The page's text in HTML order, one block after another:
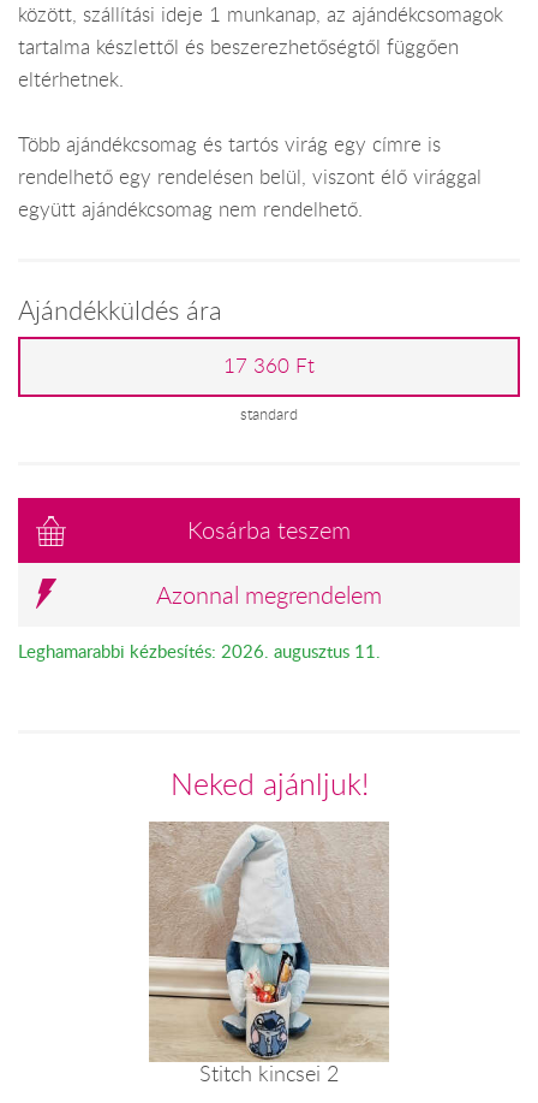
között, szállítási ideje 1 munkanap, az ajándékcsomagok
tartalma készlettől és beszerezhetőségtől függően
eltérhetnek.
Több ajándékcsomag és tartós virág egy címre is
rendelhető egy rendelésen belül, viszont élő virággal
együtt ajándékcsomag nem rendelhető.
Ajándékküldés ára
17 360 Ft
standard
Kosárba teszem
Azonnal megrendelem
Leghamarabbi kézbesítés: 2026. augusztus 11.
Neked ajánljuk!
Stitch kincsei 2